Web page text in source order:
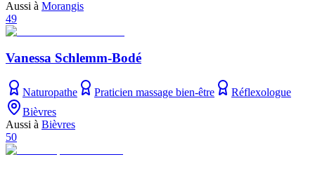
Aussi à Morangis
49
Vanessa Schlemm-Bodé
Naturopathe Praticien massage bien-être
Réflexologue
Bièvres
Aussi à Bièvres
50